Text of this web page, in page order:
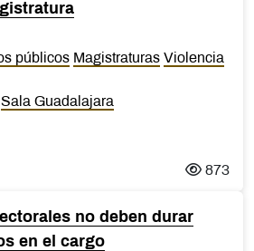
públicos Magistraturas Violencia
Sala Guadalajara
873
no deben durar
en el cargo